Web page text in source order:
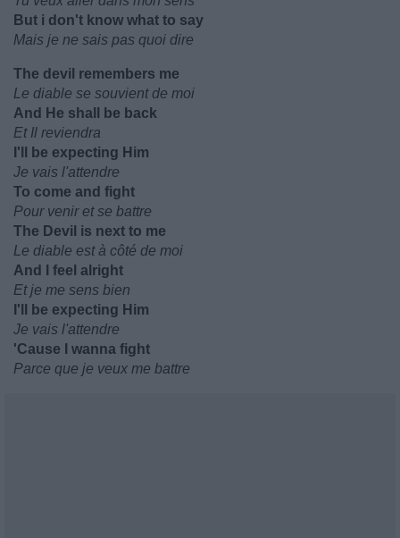
But i don't know what to say
Mais je ne sais pas quoi dire
The devil remembers me
Le diable se souvient de moi
And He shall be back
Et Il reviendra
I'll be expecting Him
Je vais l'attendre
To come and fight
Pour venir et se battre
The Devil is next to me
Le diable est à côté de moi
And I feel alright
Et je me sens bien
I'll be expecting Him
Je vais l'attendre
'Cause I wanna fight
Parce que je veux me battre